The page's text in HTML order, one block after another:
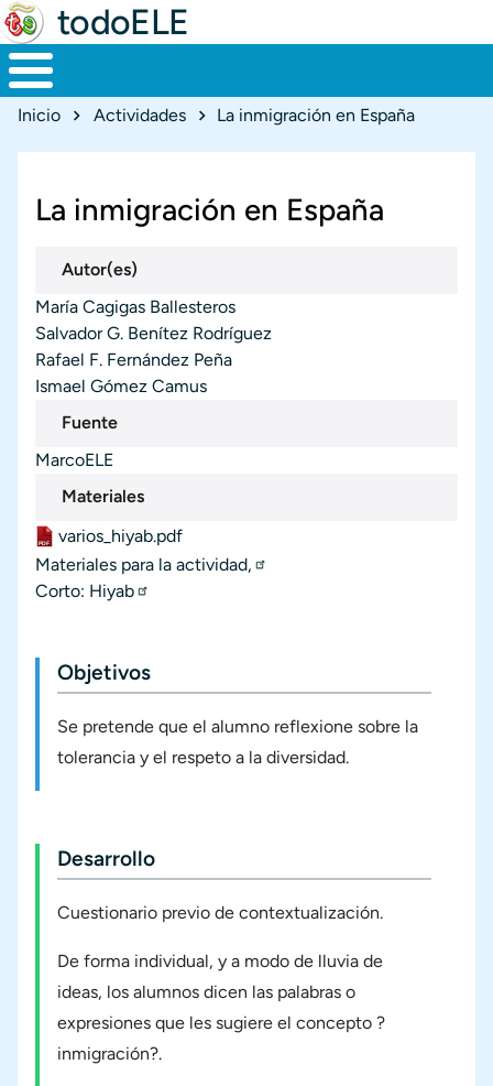
todoELE
Ruta de navegación
Inicio Actividades La inmigración en España
La inmigración en España
Autor(es)
María Cagigas Ballesteros
Salvador G. Benítez Rodríguez
Rafael F. Fernández Peña
Ismael Gómez Camus
Fuente
MarcoELE
Materiales
Materiales
Documento
varios_hiyab.pdf
Materiales externos
Materiales para la actividad,
Corto: Hiyab
Objetivos
Se pretende que el alumno reflexione sobre la
tolerancia y el respeto a la diversidad.
Desarrollo
Cuestionario previo de contextualización.
De forma individual, y a modo de lluvia de
ideas, los alumnos dicen las palabras o
expresiones que les sugiere el concepto ?
inmigración?.